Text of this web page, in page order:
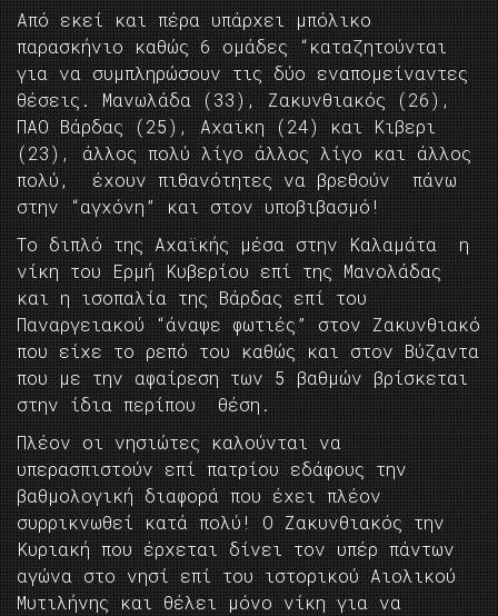
Από εκεί και πέρα υπάρχει μπόλικο
παρασκήνιο καθώς 6 ομάδες “καταζητούνται
για να συμπληρώσουν τις δύο εναπομείναντες
θέσεις. Μανωλάδα (33), Ζακυνθιακός (26),
ΠΑΟ Βάρδας (25), Αχαϊκη (24) και Κιβερι
(23), άλλος πολύ λίγο άλλος λίγο και άλλος
πολύ, έχουν πιθανότητες να βρεθούν πάνω
στην “αγχόνη” και στον υποβιβασμό!
Το διπλό της Αχαϊκής μέσα στην Καλαμάτα η
νίκη του Ερμή Κυβερίου επί της Μανολάδας
και η ισοπαλία της Βάρδας επί του
Παναργειακού “άναψε φωτιές” στον Ζακυνθιακό
που είχε το ρεπό του καθώς και στον Βύζαντα
που με την αφαίρεση των 5 βαθμών βρίσκεται
στην ίδια περίπου θέση.
Πλέον οι νησιώτες καλούνται να
υπερασπιστούν επί πατρίου εδάφους την
βαθμολογική διαφορά που έχει πλέον
συρρικνωθεί κατά πολύ! Ο Ζακυνθιακός την
Κυριακή που έρχεται δίνει τον υπέρ πάντων
αγώνα στο νησί επί του ιστορικού Αιολικού
Μυτιλήνης και θέλει μόνο νίκη για να